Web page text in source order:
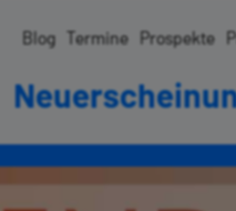
Blog Termine Prospekte